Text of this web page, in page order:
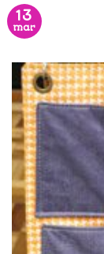
13
mar